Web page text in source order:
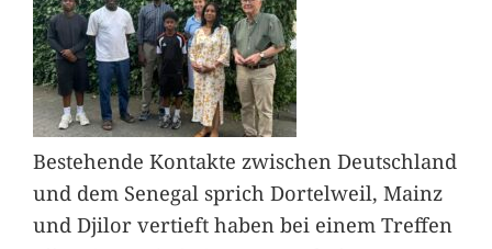
Bestehende Kontakte zwischen Deutschland
und dem Senegal sprich Dortelweil, Mainz
und Djilor vertieft haben bei einem Treffen